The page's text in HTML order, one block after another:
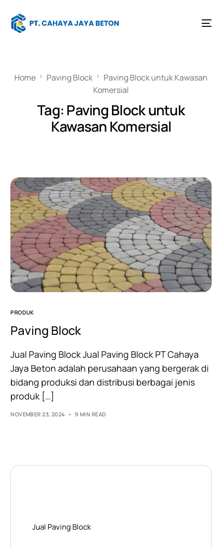
Home Paving Block
Paving Block untuk Kawasan
Komersial
Tag: Paving Block untuk
Kawasan Komersial
PRODUK
Paving Block
Jual Paving Block Jual Paving Block PT Cahaya
Jaya Beton adalah perusahaan yang bergerak di
bidang produksi dan distribusi berbagai jenis
produk […]
NOVEMBER 23, 2024 9 MIN READ
Jual Paving Block